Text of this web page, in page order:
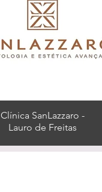
Clínica SanLazzaro -
Lauro de Freitas